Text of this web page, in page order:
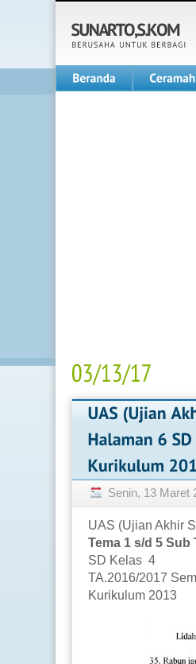
Senin, 13 Maret
UAS (Ujian Akhir
Tema 1 s/d 5 Sub
SD Kelas 4
TA.2016/2017
Kurikulum 2013